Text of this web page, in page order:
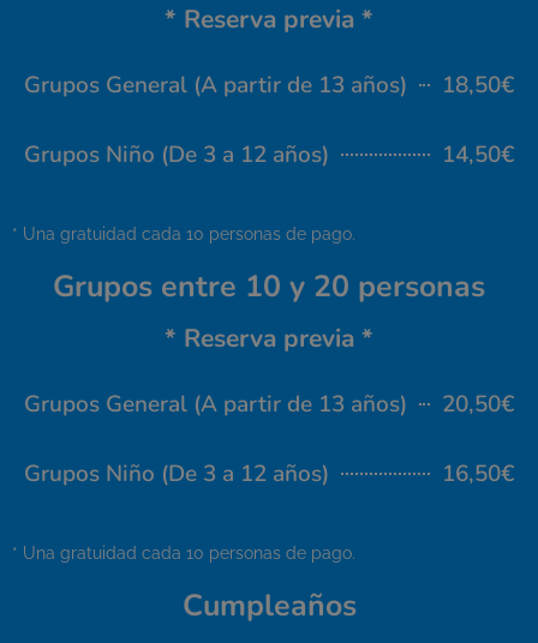
* Reserva previa *
Grupos General (A partir de 13 años) 18,50€
Grupos Niño (De 3 a 12 años) 14,50€
* Una gratuidad cada 10 personas de pago.
Grupos entre 10 y 20 personas
* Reserva previa *
Grupos General (A partir de 13 años) 20,50€
Grupos Niño (De 3 a 12 años) 16,50€
* Una gratuidad cada 10 personas de pago.
Cumpleaños